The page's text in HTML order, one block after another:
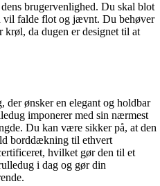
brugervenlighed. Du skal blot
vil falde flot og jævnt. Du behøver
da dugen er designet til at
ønsker en elegant og holdbar
imponerer med sin nærmest
Du kan være sikker på, at den
borddækning til ethvert
hvilket gør den til et
i dag og gør din